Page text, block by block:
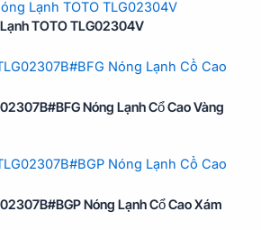
TOTO TLG02304V
Nóng Lạnh Cổ Cao Vàng
Nóng Lạnh Cổ Cao Xám